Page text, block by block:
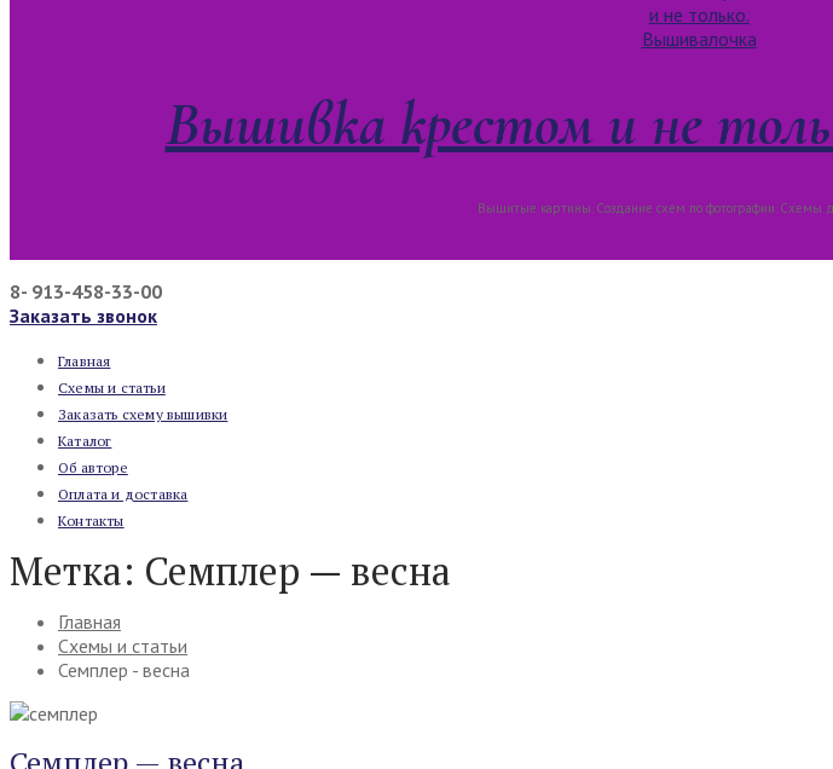
Вышивка крестом и не
Вышитые картины. Создание схем по фотографии. Схемы
8- 913-458-33-00
Заказать звонок
Главная
Схемы и статьи
Заказать схему вышивки
Каталог
Об авторе
Оплата и доставка
Контакты
Метка: Семплер — весна
Главная
Схемы и статьи
Семплер - весна